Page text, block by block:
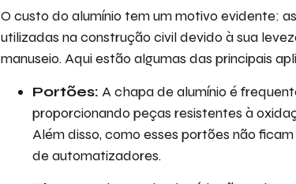
O custo do alumínio tem um motivo evidente:
utilizadas na construção civil devido à sua
manuseio. Aqui estão algumas das principais
Portões: A chapa de alumínio é
proporcionando peças resistentes à
Além disso, como esses portões não
de automatizadores.